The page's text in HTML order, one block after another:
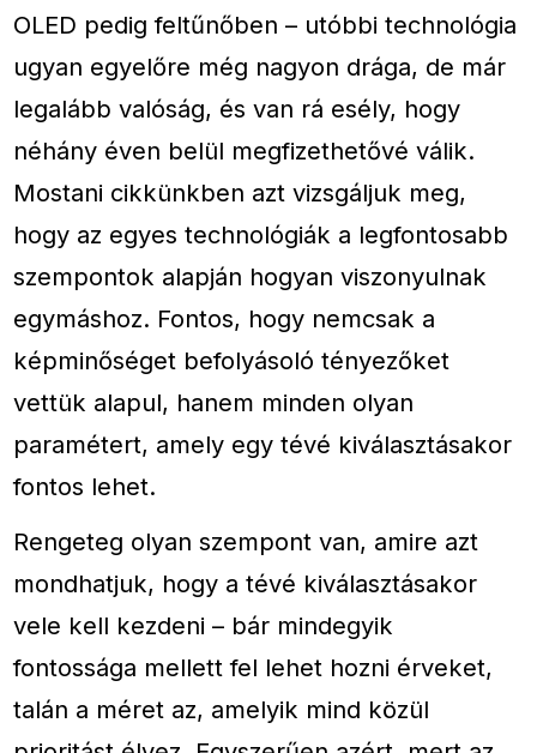
OLED pedig feltűnőben – utóbbi technológia
ugyan egyelőre még nagyon drága, de már
legalább valóság, és van rá esély, hogy
néhány éven belül megfizethetővé válik.
Mostani cikkünkben azt vizsgáljuk meg,
hogy az egyes technológiák a legfontosabb
szempontok alapján hogyan viszonyulnak
egymáshoz. Fontos, hogy nemcsak a
képminőséget befolyásoló tényezőket
vettük alapul, hanem minden olyan
paramétert, amely egy tévé kiválasztásakor
fontos lehet.
Rengeteg olyan szempont van, amire azt
mondhatjuk, hogy a tévé kiválasztásakor
vele kell kezdeni – bár mindegyik
fontossága mellett fel lehet hozni érveket,
talán a méret az, amelyik mind közül